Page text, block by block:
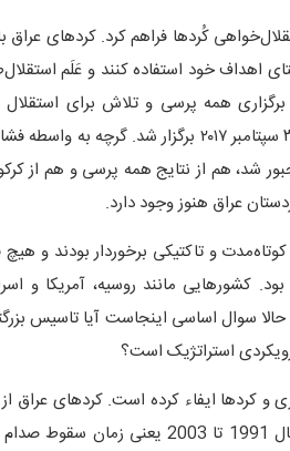
کُردها فراهم کرد. کردهای عراق
خود استفاده کنند و عَلَم
همه پرسی و تلاش برای استقلال
بین‌المللی، در نهایت رفراندوم جدایی کردستان عراق در ٣١
شد، هم از نتایج همه پرسی و هم از
عراق هنوز وجود دارد.
و تاکتیکی برخوردار بودند و
کشورهایی مانند روسیه، آمریکا و
سوال اساسی اینجاست آیا تاسیس
رویکردی استراتژیک است؟
قابل اعتنا برای آمریکا بدل شده‌اند. ایران و آمریکا از